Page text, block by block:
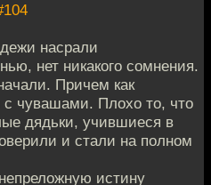
насрали
нет никакого сомнения.
Причем как
чувашами. Плохо то, что
дядьки, учившиеся в
и стали на полном
истину